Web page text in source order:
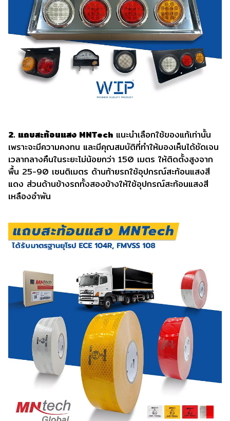
2. แถบสะท้อนแสง MNTech แนะนำเลือกใช้ของแท้เท่านั้น
เพราะจะมีความคงทน และมีคุณสมบัติที่ทำให้มองเห็นได้ชัดเจน
เวลากลางคืนในระยะไม่น้อยกว่า 150 เมตร ให้ติดตั้งสูงจาก
พื้น 25-90 เซนติเมตร ด้านท้ายรถใช้อุปกรณ์สะท้อนแสงสี
แดง ส่วนด้านข้างรถทั้งสองข้างให้ใช้อุปกรณ์สะท้อนแสงสี
เหลืองอำพัน